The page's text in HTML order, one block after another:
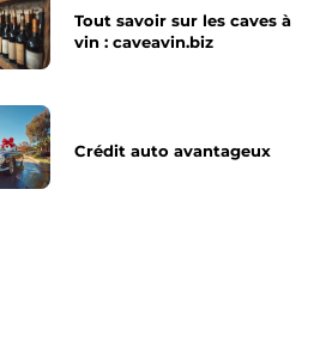
Tout savoir sur les caves à
vin : caveavin.biz
Crédit auto avantageux